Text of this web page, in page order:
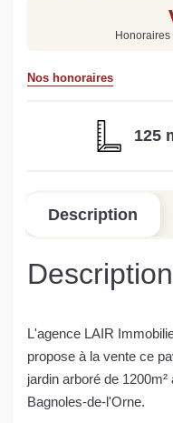
Estimez votre
en quelques clics.
Nos honoraires
125
Description
Description
L'agence LAIR
propose à la vente ce
jardin arboré de
Bagnoles-de-l'Orne.